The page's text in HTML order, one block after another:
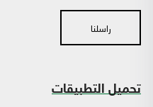
راسلنا
تحميل التطبيقات